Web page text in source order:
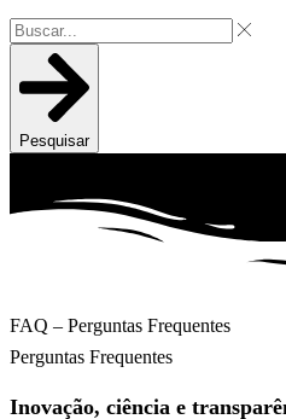
Pesquisar
FAQ – Perguntas Frequentes
Perguntas Frequentes
Inovação, ciência e